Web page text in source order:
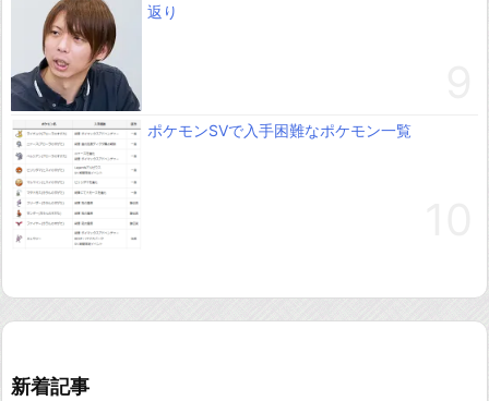
返り
ポケモンSVで入手困難なポケモン一覧
新着記事